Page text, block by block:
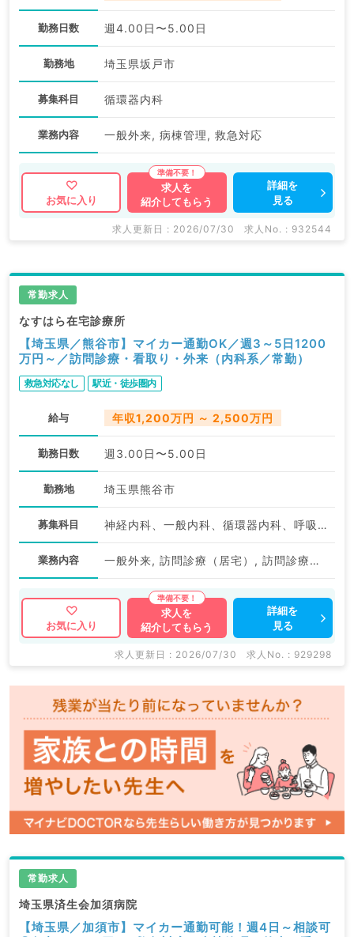
勤務日数 週4.00日〜5.00日
勤務地 埼玉県坂戸市
募集科目 循環器内科
業務内容 一般外来, 病棟管理, 救急対応
お気に入り
求人を
紹介してもらう
詳細を
見る
求人更新日 : 2026/07/30 求人No. : 932544
常勤求人
なすはら在宅診療所
【埼玉県／熊谷市】マイカー通勤OK／週3～5日1200
万円～／訪問診療・看取り・外来（内科系／常勤）
救急対応なし 駅近・徒歩圏内
給与 年収1,200万円 ～ 2,500万円
勤務日数 週3.00日〜5.00日
勤務地 埼玉県熊谷市
募集科目 神経内科、一般内科、循環器内科、呼吸器内科、消化器内科、内分泌・代謝内科、腎臓内科、老年内科、血液内科、膠原病科
業務内容 一般外来, 訪問診療（居宅）, 訪問診療（施設）, その他
お気に入り
求人を
紹介してもらう
詳細を
見る
求人更新日 : 2026/07/30 求人No. : 929298
常勤求人
埼玉県済生会加須病院
【埼玉県／加須市】マイカー通勤可能！週4日～相談可